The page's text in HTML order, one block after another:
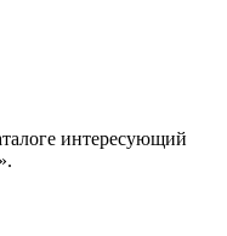
интересующий